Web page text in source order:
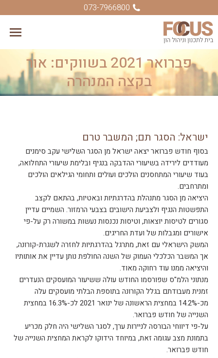
073-7966800
פברואר 2021 בשווקים: אור
בקצה המנהרה
You are here:
ישראל: הסגר תם; המשבר טרם
בסוף חודש פברואר יצאה ישראל מן הסגר השלישי עקב סימנים
מעודדים לירידה בשיעורי ההדבקה בנגיף ובלימת שיעורי התחלואה,
בעוד שיעורי המתחסנים הולכים ועולים ותחומי הגילאים הולכים
ומתרחבים.
היציאה מן הסגר מתנהלת בהדרגתיות ובאטיות, בהתאם לקצב
התפשטות הנגיף ולצביעת הישובים בצבעי הרמזור. השמיים עדיין
סגורים לטיסות יוצאות, וטיסות נכנסות נעשות במשורה רק על-פי
אישורים ומגבלות של ועדת החריגים.
המשק הישראלי עם זאת, מתרגל בהדרגתיות לחזרה לשגרת-קורונה,
אך המשבר הכלכלי העמוק של השנה החולפת נותן עדיין את אותותיו
והיציאה ממנו עוד רחוקה מאוד.
מנתוני הלמ"ס שפורסמו החודש עולה ששיעור המועסקים הנעדרים
זמנית מעבודתם בגלל הקורונה בתוספת הבלתי מועסקים עלה
מכ-14.2% במחצית הראשונה של ינואר 2021 לכ-16.3% במחצית
השנייה של חודש פברואר.
על-פי דיווחי הבורסה לניירות ערך, לסגר השלישי היה חלק מכריע
בתמונת מצב עגומה זאת, במיוחד הידוקו לקראת המחצית השנייה של
חודש פברואר.